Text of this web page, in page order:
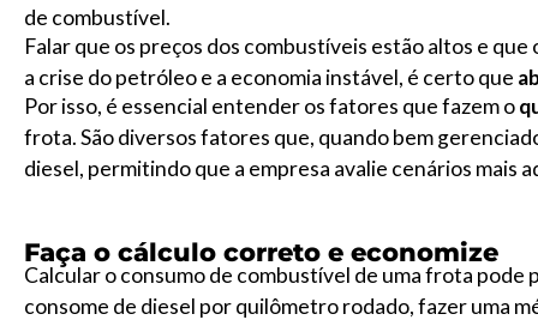
de combustível.
Falar que os preços dos combustíveis estão altos e
a crise do petróleo e a economia instável, é certo que
Por isso, é essencial entender os fatores que fazem o
frota. São diversos fatores que, quando bem
diesel, permitindo que a empresa avalie cenários mais
Faça o cálculo correto e economize
Calcular o consumo de combustível de uma frota
consome de diesel por quilômetro rodado, fazer uma